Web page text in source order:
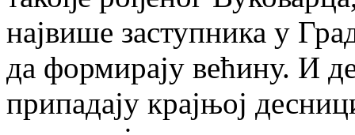
највише заступника у
да формирају већину. И
припадају крајњој